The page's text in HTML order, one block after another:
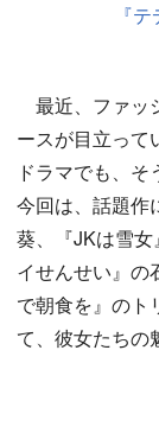
『
最近、ファッ
ースが目立って
ドラマでも、
今回は、話題作
葵、『JKは雪
イせんせい』の
で朝食を』のト
て、彼女たちの